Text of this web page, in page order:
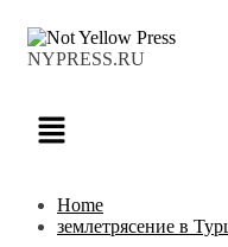
NYPRESS.RU
Home
землетрясение в